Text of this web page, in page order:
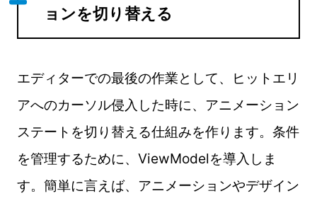
ョンを切り替える
エディターでの最後の作業として、ヒットエリ
アへのカーソル侵入した時に、アニメーション
ステートを切り替える仕組みを作ります。条件
を管理するために、ViewModelを導入しま
す。簡単に言えば、アニメーションやデザイン